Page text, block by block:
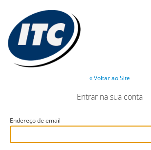
« Voltar ao Site
Entrar na sua conta
Endereço de email